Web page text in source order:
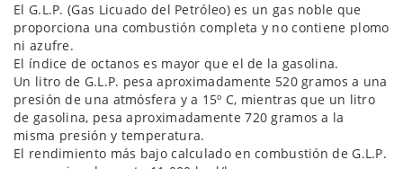
El G.L.P. (Gas Licuado del Petróleo) es un gas noble que
proporciona una combustión completa y no contiene plomo
ni azufre.
El índice de octanos es mayor que el de la gasolina.
Un litro de G.L.P. pesa aproximadamente 520 gramos a una
presión de una atmósfera y a 15º C, mientras que un litro
de gasolina, pesa aproximadamente 720 gramos a la
misma presión y temperatura.
El rendimiento más bajo calculado en combustión de G.L.P.